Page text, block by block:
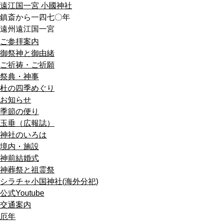
遠江国一宮 小國神社
鎮斎から一四七〇年
遠州遠江国一宮
ご参拝案内
御祭神と御由緒
ご祈祷・ご祈願
祭典・神事
杜の四季めぐり
お知らせ
季節の便り
玉垂（広報誌）
神社のいろは
境内・施設
神前結婚式
神葬祭と祖霊祭
シラチャ小国神社(海外分祀)
公式Youtube
交通案内
厄年